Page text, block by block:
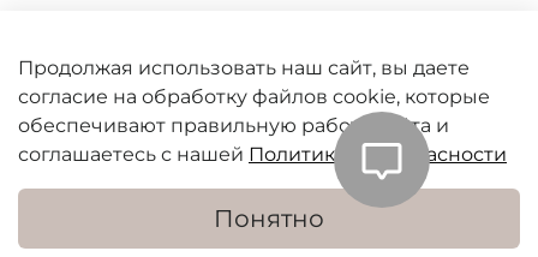
Продолжая использовать наш сайт, вы даете
согласие на обработку файлов cookie, которые
обеспечивают правильную работу сайта и
соглашаетесь с нашей Политикой безопасности
Понятно